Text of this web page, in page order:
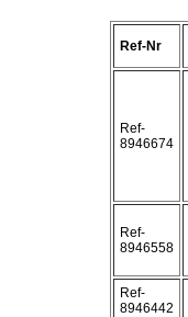
Ref-Nr
Ref-
8946674
Ref-
8946558
Ref-
8946442